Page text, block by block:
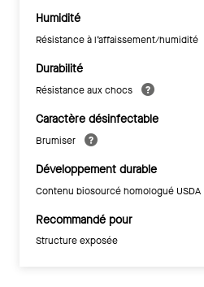
Humidité
Résistance à l’affaissement/humidité
Durabilité
Résistance aux chocs
Caractère désinfectable
Brumiser
Développement durable
Contenu biosourcé homologué USDA
Recommandé pour
Structure exposée